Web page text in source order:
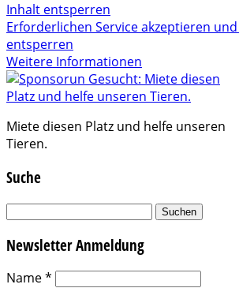
Inhalt entsperren
Erforderlichen Service akzeptieren
entsperren
Weitere Informationen
Miete diesen Platz und helfe unseren
Tieren.
Suche
Suchen
Newsletter Anmeldung
Name*